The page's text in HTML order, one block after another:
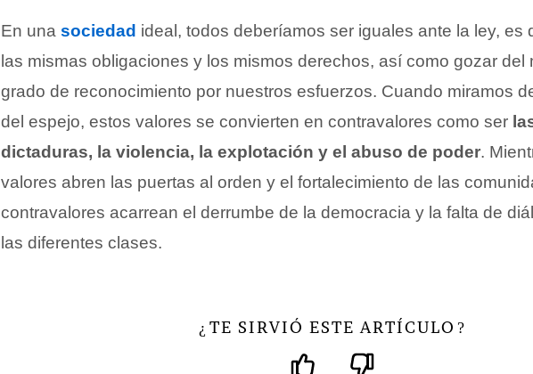
En una sociedad ideal, todos deberíamos ser iguales ante la ley, es
las mismas obligaciones y los mismos derechos, así como gozar del
grado de reconocimiento por nuestros esfuerzos. Cuando miramos
del espejo, estos valores se convierten en contravalores como ser
dictaduras, la violencia, la explotación y el abuso de poder.
valores abren las puertas al orden y el fortalecimiento de las
contravalores acarrean el derrumbe de la democracia y la falta de
las diferentes clases.
¿ TE SIRVIÓ ESTE ARTÍCULO ?